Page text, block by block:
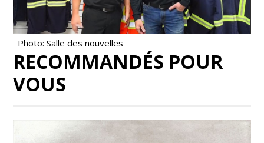
Photo: Salle des nouvelles
RECOMMANDÉS POUR
VOUS